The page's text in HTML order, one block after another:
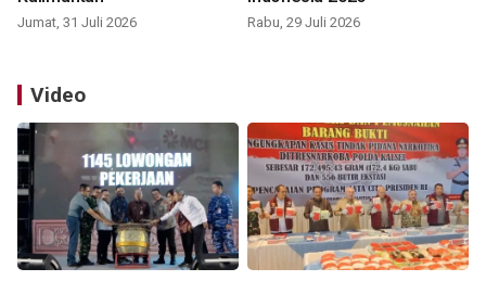
Jumat, 31 Juli 2026 Rabu, 29 Juli 2026
Video